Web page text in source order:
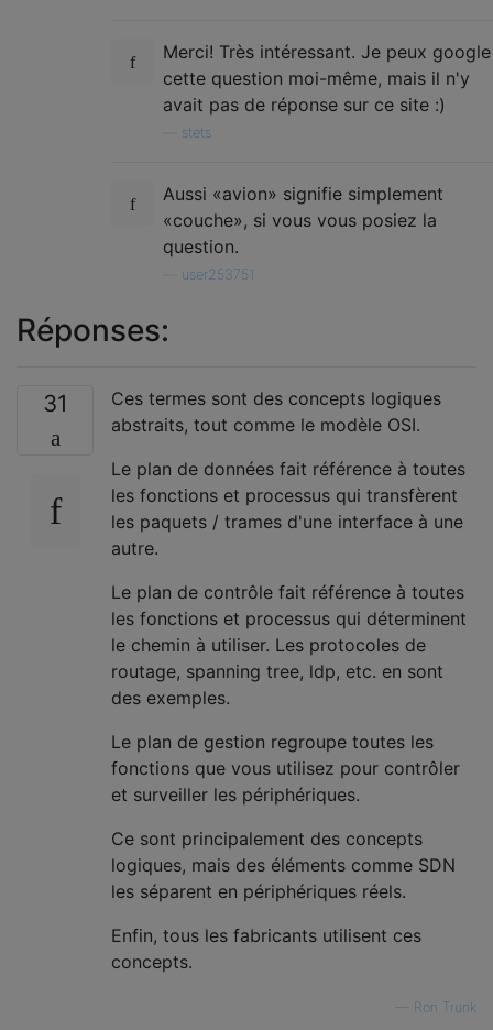
Merci! Très intéressant. Je peux google
cette question moi-même, mais il n'y
avait pas de réponse sur ce site :)
stets
Aussi «avion» signifie simplement
«couche», si vous vous posiez la
question.
user253751
Réponses:
31
Ces termes sont des concepts logiques
abstraits, tout comme le modèle OSI.
Le plan de données fait référence à toutes
les fonctions et processus qui transfèrent
les paquets / trames d'une interface à une
autre.
Le plan de contrôle fait référence à toutes
les fonctions et processus qui déterminent
le chemin à utiliser. Les protocoles de
routage, spanning tree, ldp, etc. en sont
des exemples.
Le plan de gestion regroupe toutes les
fonctions que vous utilisez pour contrôler
et surveiller les périphériques.
Ce sont principalement des concepts
logiques, mais des éléments comme SDN
les séparent en périphériques réels.
Enfin, tous les fabricants utilisent ces
concepts.
Ron Trunk